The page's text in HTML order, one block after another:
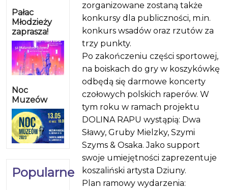
Pałac
Młodzieży
zaprasza!
Noc
Muzeów
Popularne
zorganizowane zostaną także
konkursy dla publiczności, m.in.
konkurs wsadów oraz rzutów za
trzy punkty.
Po zakończeniu części sportowej,
na boiskach do gry w koszykówkę
odbędą się darmowe koncerty
czołowych polskich raperów. W
tym roku w ramach projektu
DOLINA RAPU wystąpią: Dwa
Sławy, Gruby Mielzky, Szymi
Szyms & Osaka. Jako support
swoje umiejętności zaprezentuje
koszaliński artysta Dziuny.
Plan ramowy wydarzenia: